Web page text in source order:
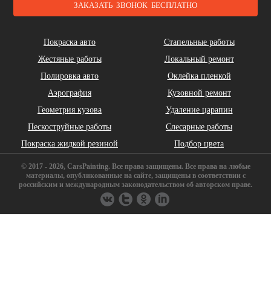
Daihatsu Dodge
Ferrari
ЗАКАЗАТЬ ЗВОНОК БЕСПЛАТНО
Покраска авто
Стапельные работы
Жестяные работы
Локальный ремонт
Полировка авто
Оклейка пленкой
Аэрография
Кузовной ремонт
Геометрия кузова
Удаление царапин
Пескоструйные работы
Слесарные работы
Покраска жидкой резиной
Подбор цвета
© 2017 - 2026, CarsPainting. Все права защищены. Все права на любые
материалы, опубликованные на сайте, защищены в соответствии с
российским и международным законодательством об авторском праве.